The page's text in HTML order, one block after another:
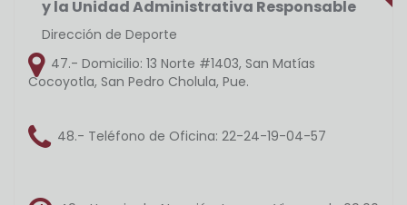
y la Unidad Administrativa Responsable
Dirección de Deporte
47.- Domicilio: 13 Norte #1403, San Matías
Cocoyotla, San Pedro Cholula, Pue.
48.- Teléfono de Oficina: 22-24-19-04-57